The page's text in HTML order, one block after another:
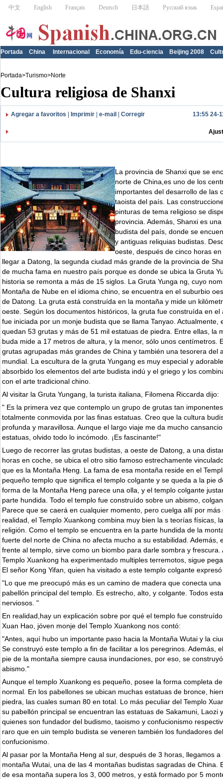
Portada China Internacional Economía Edu-ciencia Beijing 2008
Portada>Turismo>Norte
Cultura religiosa de Shanxi
Agregar a favoritos Imprimir e-mail Corregir 13:55 24-
La provincia de Shanxi que se
norte de China,es uno de los
importantes del desarrollo de las
taoista del país. Las
pinturas de tema religioso se
provincia. Además, Shanxi es
budista del país, donde se
y antiguas reliquias budistas.
oeste, después de cinco horas
llegar a Datong, la segunda ciudad más grande de la provincia de
de mucha fama en nuestro país porque es donde se ubica la Gruta
historia se remonta a más de 15 siglos. La Gruta Yunga ng, cuyo
Montaña de Nube en el idioma chino, se encuentra en el suburbio
de Datong. La gruta está construída en la montaña y mide un
oeste. Según los documentos históricos, la gruta fue construída en el
fue iniciada por un monje budista que se llama Tanyao. Actualmente,
quedan 53 grutas y más de 51 mil estatuas de piedra. Entre ellas, la
buda mide a 17 metros de altura, y la menor, sólo unos centímetros.
grutas agrupadas más grandes de China y también una tesorera del
mundial. La escultura de la gruta Yungang es muy especial y
absorbido los elementos del arte budista indú y el griego y los
con el arte tradicional chino.
Al visitar la Gruta Yungang, la turista italiana, Filomena Riccarda dijo:
" Es la primera vez que contemplo un grupo de grutas tan
totalmente conmovida por las finas estatuas. Creo que la cultura
profunda y maravillosa. Aunque el largo viaje me da mucho
estatuas, olvido todo lo incómodo. ¡Es fascinante!"
Luego de recorrer las grutas budistas, a oeste de Datong, a una
horas en coche, se ubica el otro sitio famoso estrechamente
que es la Montaña Heng. La fama de esa montaña reside en el
pequeño templo que significa el templo colgante y se queda a la pie
forma de la Montaña Heng parece una olla, y el templo colgante
parte hundida. Todo el templo fue construído sobre un abismo,
Parece que se caerá en cualquier momento, pero cuelga allí por más
realidad, el Templo Xuankong combina muy bien la s teorías físicas,
religión. Como el templo se encuentra en la parte hundida de la
fuerte del norte de China no afecta mucho a su estabilidad. Además,
frente al templo, sirve como un biombo para darle sombra y frescura.
Templo Xuankong ha experimentado multiples terremotos, sigue
El señor Kong Yifan, quien ha visitado a este templo colgante
"Lo que me preocupó más es un camino de madera que conecta
pabellón principal del templo. Es estrecho, alto, y colgante. Todos
nerviosos. "
En realidad,hay un explicación sobre por qué el templo fue
Xuan Hao, jóven monje del Templo Xuankong nos contó:
"Antes, aquí hubo un importante paso hacia la Montaña Wutai y la
Se construyó este templo a fin de facilitar a los peregrinos. Además,
pie de la montaña siempre causa inundaciones, por eso, se
abismo."
Aunque el templo Xuankong es pequeño, posee la forma completa
normal. En los pabellones se ubican muchas estatuas de bronce,
piedra, las cuales suman 80 en total. Lo más peculiar del Templo
su pabellón principal se encuentran las estatuas de Sakamuni, Laozi
quienes son fundador del budismo, taoismo y confucionismo
raro que en uin templo budista se veneren también los fundadores
confucionismo.
Al pasar por la Montaña Heng al sur, después de 3 horas, llegamos a
montaña Wutai, una de las 4 montañas budistas sagradas de China.
de esa montaña supera los 3, 000 metros, y está formado por 5